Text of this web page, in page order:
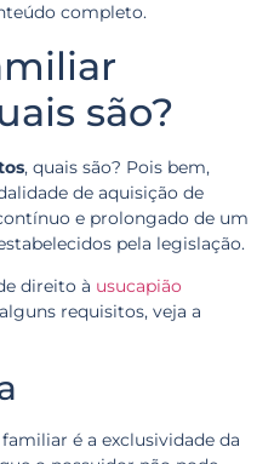
completo.
são?
, quais são? Pois bem,
de aquisição de
e prolongado de um
pela legislação.
direito à usucapião
requisitos, veja a
é a exclusividade da